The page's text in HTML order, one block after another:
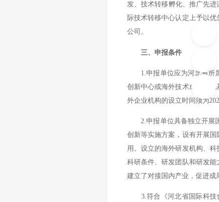
发、技术转移孵化、推广先
际技术转移中心认定上予以
公司。
三、申报条件
1.申报单位应为河北省所属
创新中心或海外技术成果转
外企业机构的设立时间须为
2.申报单位具备独立开展国
创新等实施方案，设有开展
用。设立的海外研发机构、
科研条件、研发团队和研发
建立了对接国内产业，促进
3.符合《河北省国际科技合